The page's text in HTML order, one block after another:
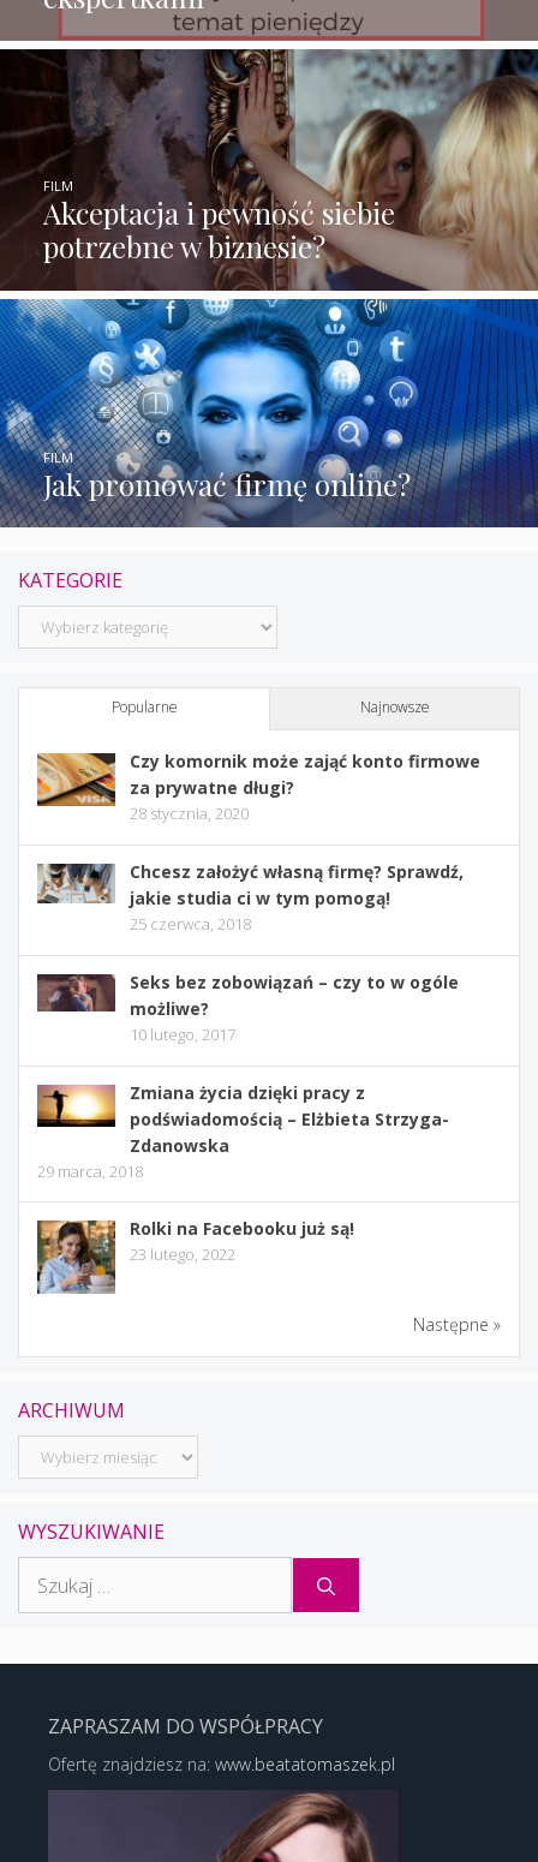
Akceptacja i pewność siebie
potrzebne w biznesie?
FILM
Jak promować firmę online?
FILM
KATEGORIE
Kategorie
Popularne Najnowsze
Czy komornik może zająć konto firmowe
za prywatne długi?
28 stycznia, 2020
Chcesz założyć własną firmę? Sprawdź,
jakie studia ci w tym pomogą!
25 czerwca, 2018
Seks bez zobowiązań – czy to w ogóle
możliwe?
10 lutego, 2017
Zmiana życia dzięki pracy z
podświadomością – Elżbieta Strzyga-
Zdanowska
29 marca, 2018
Rolki na Facebooku już są!
23 lutego, 2022
Następne »
ARCHIWUM
Archiwum
WYSZUKIWANIE
ZAPRASZAM DO WSPÓŁPRACY
Ofertę znajdziesz na: www.beatatomaszek.pl